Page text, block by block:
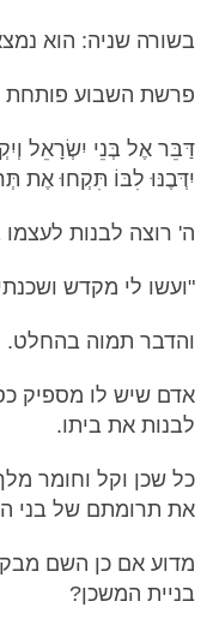
בשורה שניה: הוא
פרשת השבוע פותחת
דַּבֵּר אֶל בְּנֵי יִשְׂרָאֵל
יִדְּבֶנּוּ לִבּוֹ תִּקְחוּ אֶת
ה' רוצה לבנות לעצמו
"ועשו לי מקדש
והדבר תמוה בהחלט.
אדם שיש לו מספיק
לבנות את ביתו.
כל שכן וקל וחומר
את תרומתם של בני
מדוע אם כן השם
בניית המשכן?